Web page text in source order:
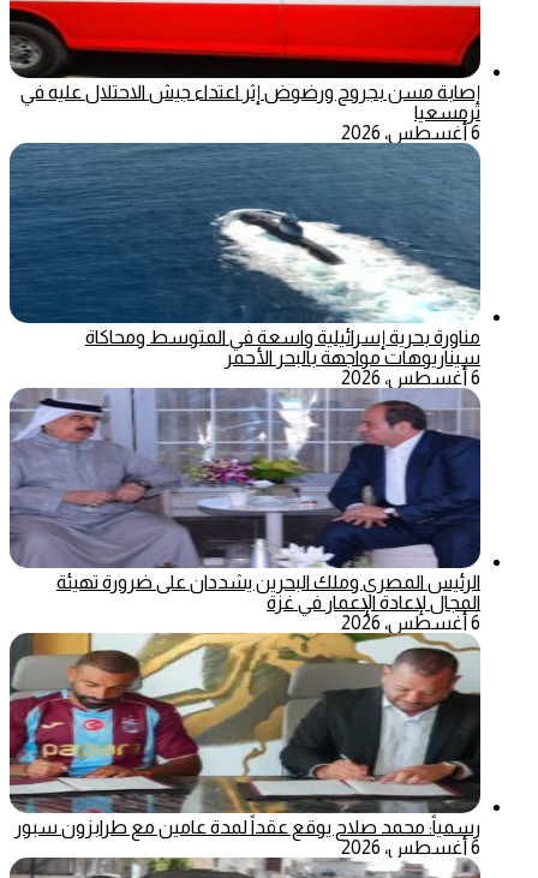
إصابة مسن بجروح ورضوض إثر اعتداء جيش الاحتلال عليه في
ترمسعيا
6 أغسطس، 2026
مناورة بحرية إسرائيلية واسعة في المتوسط ومحاكاة
سيناريوهات مواجهة بالبحر الأحمر
6 أغسطس، 2026
الرئيس المصري وملك البحرين يشددان على ضرورة تهيئة
المجال لإعادة الإعمار في غزة
6 أغسطس، 2026
رسمياً: محمد صلاح يوقع عقداً لمدة عامين مع طرابزون سبور
6 أغسطس، 2026